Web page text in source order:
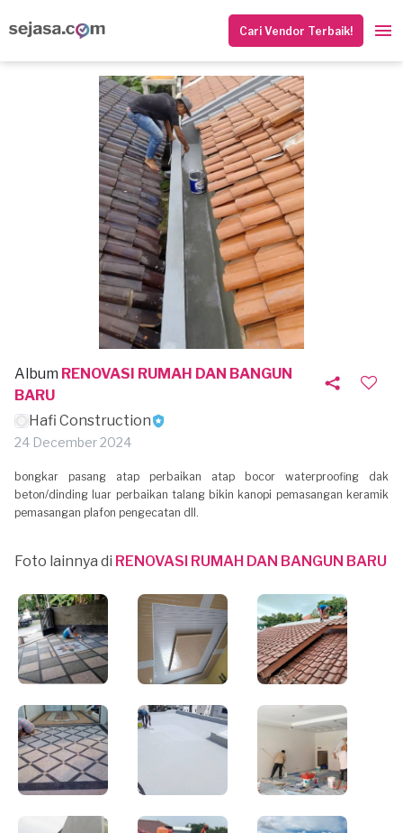
Cari Vendor Terbaik!
Album RENOVASI RUMAH DAN BANGUN
BARU
Hafi Construction
24 December 2024
bongkar pasang atap perbaikan atap bocor waterproofing dak
beton/dinding luar perbaikan talang bikin kanopi pemasangan keramik
pemasangan plafon pengecatan dll.
Foto lainnya di RENOVASI RUMAH DAN BANGUN BARU